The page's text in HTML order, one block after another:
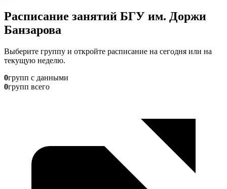
Расписание занятий БГУ им. Доржи
Банзарова
Выберите группу и откройте расписание на сегодня или на
текущую неделю.
0групп с данными
0групп всего